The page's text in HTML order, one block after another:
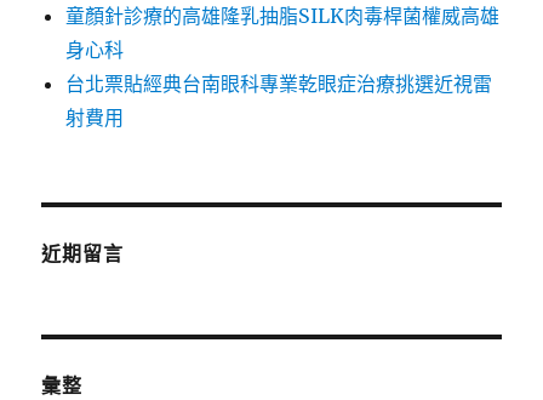
童顏針診療的高雄隆乳抽脂SILK肉毒桿菌權威高雄
身心科
台北票貼經典台南眼科專業乾眼症治療挑選近視雷
射費用
近期留言
彙整